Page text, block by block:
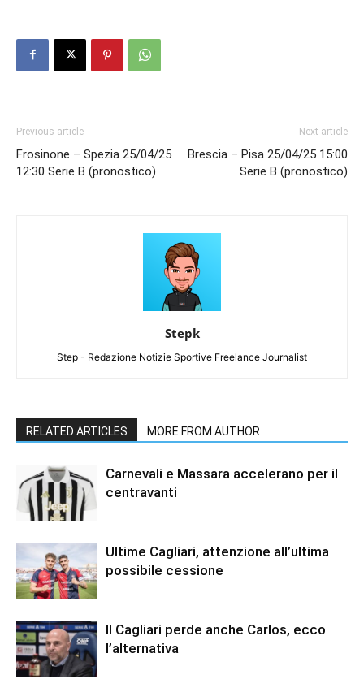
Previous article
Frosinone – Spezia 25/04/25
12:30 Serie B (pronostico)
Next article
Brescia – Pisa 25/04/25 15:00
Serie B (pronostico)
Stepk
Step - Redazione Notizie Sportive Freelance Journalist
RELATED ARTICLES MORE FROM AUTHOR
Carnevali e Massara accelerano per il
centravanti
Ultime Cagliari, attenzione all’ultima
possibile cessione
Il Cagliari perde anche Carlos, ecco
l’alternativa